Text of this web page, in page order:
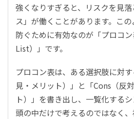
強くなりすぎると、リスクを見
ス」が働くことがあります。こ
防ぐために有効なのが「プロコ
List）」です。
プロコン表は、ある選択肢に対
見・メリット）」と「Cons（反
ト）」を書き出し、一覧化するシ
頭の中だけで考えるのではなく